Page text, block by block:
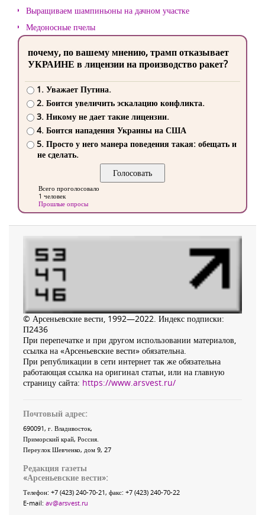
Выращиваем шампиньоны на дачном участке
Медоносные пчелы
почему, по вашему мнению, трамп отказывает
УКРАИНЕ в лицензии на производство ракет?
1. Уважает Путина.
2. Боится увеличить эскалацию конфликта.
3. Никому не дает такие лицензии.
4. Боится нападения Украины на США
5. Просто у него манера поведения такая: обещать и
не сделать.
Всего проголосовало
1 человек
Прошлые опросы
© Арсеньевские вести, 1992—2022. Индекс подписки:
П2436
При перепечатке и при другом использовании материалов,
ссылка на «Арсеньевские вести» обязательна.
При републикации в сети интернет так же обязательна
работающая ссылка на оригинал статьи, или на главную
страницу сайта: https://www.arsvest.ru/
Почтовый адрес:
690091, г. Владивосток,
Приморский край, Россия
Переулок Шевченко, дом 9, 27
Редакция газеты
«Арсеньевские вести»:
Телефон: +7 (423) 240-70-21, факс: +7 (423) 240-70-22
E-mail: av@arsvest.ru